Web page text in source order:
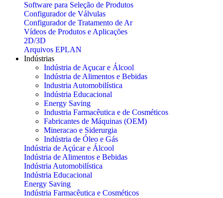
Software para Seleção de Produtos
Configurador de Válvulas
Configurador de Tratamento de Ar
Vídeos de Produtos e Aplicações
2D/3D
Arquivos EPLAN
Indústrias
Indústria de Açucar e Álcool
Indústria de Alimentos e Bebidas
Industria Automobilística
Indústria Educacional
Energy Saving
Industria Farmacêutica e de Cosméticos
Fabricantes de Máquinas (OEM)
Mineracao e Siderurgia
Indústria de Óleo e Gás
Indústria de Açúcar e Álcool
Indústria de Alimentos e Bebidas
Indústria Automobilística
Indústria Educacional
Energy Saving
Indústria Farmacêutica e Cosméticos